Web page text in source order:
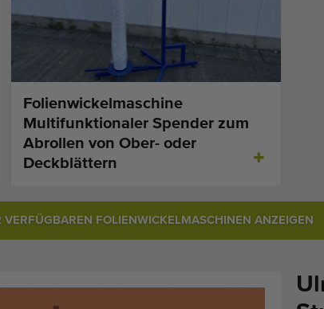
Folienwickelmaschine ​
Multifunktionaler Spender zum
Abrollen von Ober- oder
Deckblättern
VERFÜGBAREN FOLIENWICKELMASCHINEN ANZEIGEN